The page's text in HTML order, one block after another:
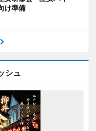
け準備
シュ